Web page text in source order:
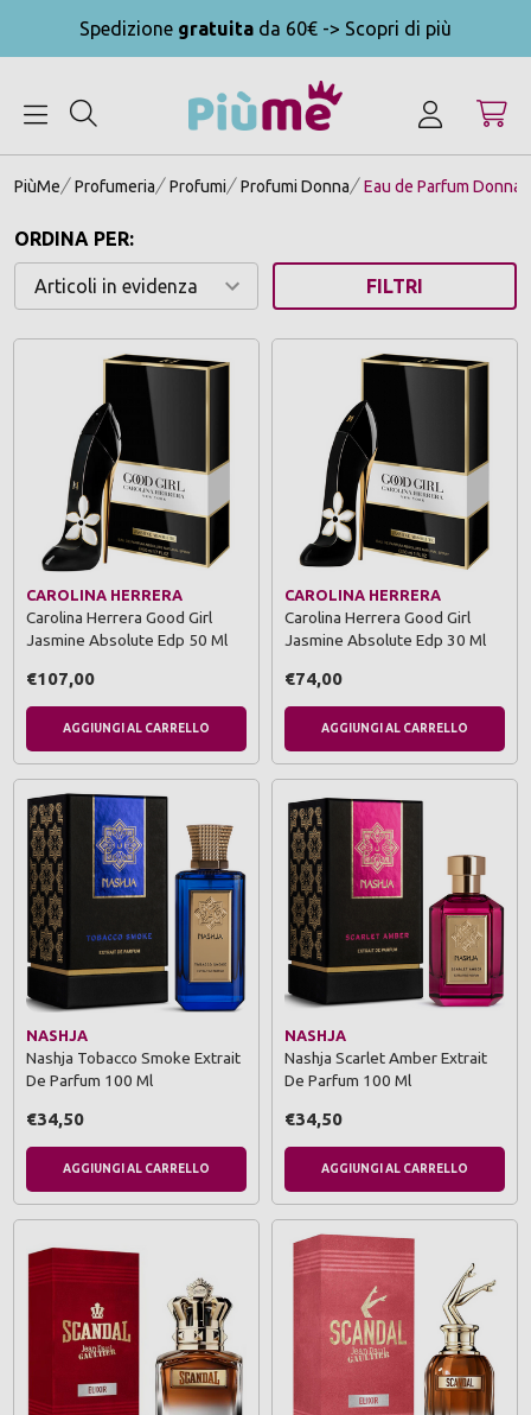
Spedizione gratuita da 60€ -> Scopri di più
PiùMe Profumeria Profumi Profumi Donna Eau de Parfum Donna
ORDINA PER:
FILTRI
CAROLINA HERRERA
Carolina Herrera Good Girl
Jasmine Absolute Edp 50 Ml
€107,00
AGGIUNGI AL CARRELLO
CAROLINA HERRERA
Carolina Herrera Good Girl
Jasmine Absolute Edp 30 Ml
€74,00
AGGIUNGI AL CARRELLO
NASHJA
Nashja Tobacco Smoke Extrait
De Parfum 100 Ml
€34,50
AGGIUNGI AL CARRELLO
NASHJA
Nashja Scarlet Amber Extrait
De Parfum 100 Ml
€34,50
AGGIUNGI AL CARRELLO